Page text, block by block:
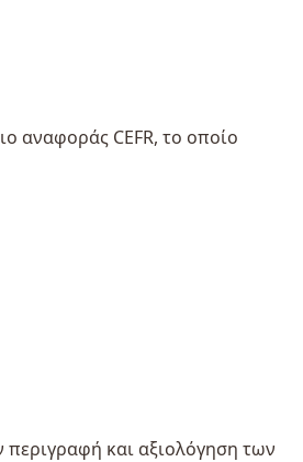
αναφοράς CEFR, το οποίο
περιγραφή και αξιολόγηση των